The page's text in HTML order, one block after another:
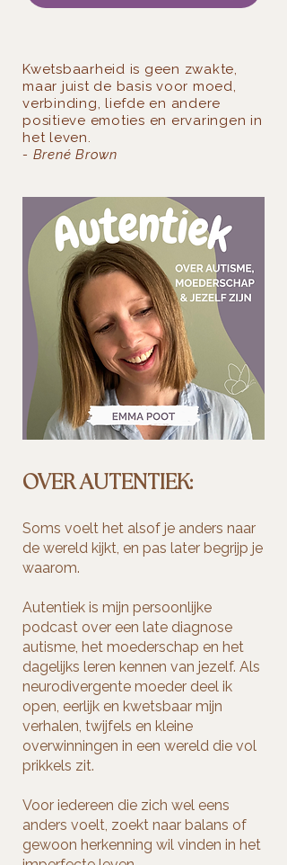
Kwetsbaarheid is geen zwakte,
maar juist de basis voor moed,
verbinding, liefde en andere
positieve emoties en ervaringen in
het leven.
- Brené Brown
OVER AUTENTIEK:
Soms voelt het alsof je anders naar
de wereld kijkt, en pas later begrijp je
waarom.
Autentiek is mijn persoonlijke
podcast over een late diagnose
autisme, het moederschap en het
dagelijks leren kennen van jezelf. Als
neurodivergente moeder deel ik
open, eerlijk en kwetsbaar mijn
verhalen, twijfels en kleine
overwinningen in een wereld die vol
prikkels zit.
Voor iedereen die zich wel eens
anders voelt, zoekt naar balans of
gewoon herkenning wil vinden in het